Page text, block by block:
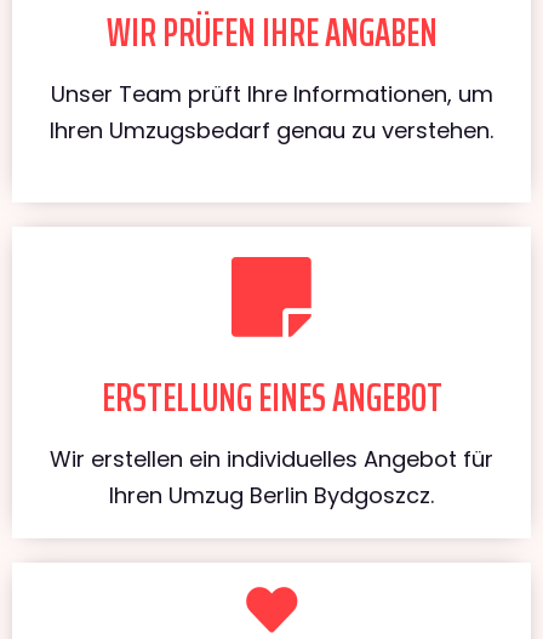
WIR PRÜFEN IHRE ANGABEN
Unser Team prüft Ihre Informationen, um
Ihren Umzugsbedarf genau zu verstehen.
ERSTELLUNG EINES ANGEBOT
Wir erstellen ein individuelles Angebot für
Ihren Umzug Berlin Bydgoszcz.